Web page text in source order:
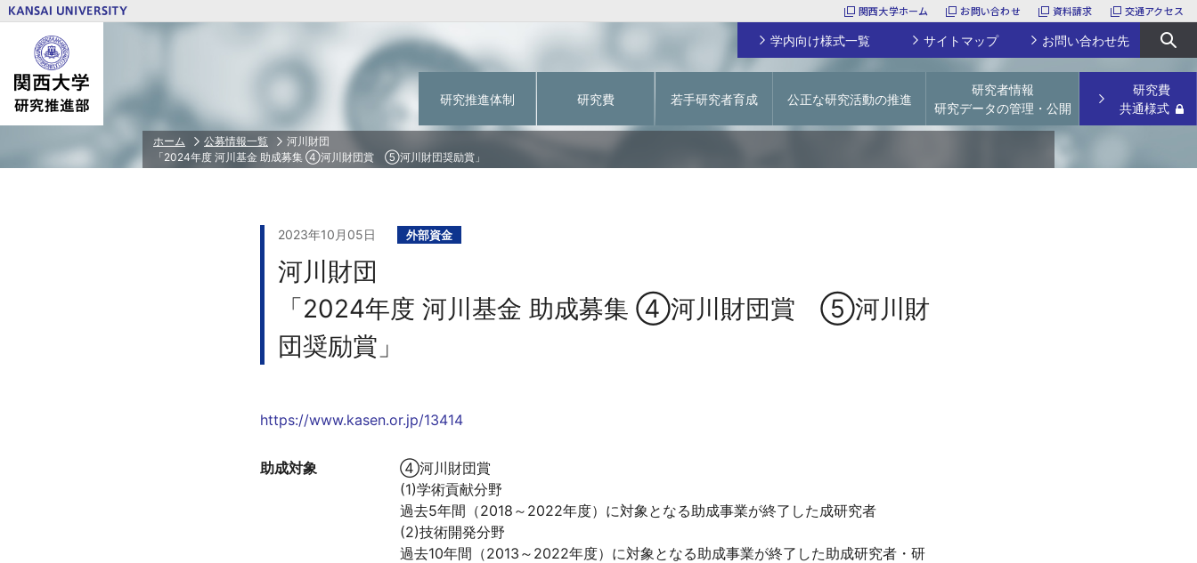
関西大学ホーム お問い合わせ 資料請求 交通アクセス
学内向け様式一覧 サイトマップ お問い合わせ先
研究推進体制
研究推進体制トップ ご挨拶 URA
研究費
研究費トップ
学外研究費
文部科学省 私立大学研究ブランディング事業
文部科学省 私立大学戦略的研究基盤形成支援事
共同利用・共同研究拠点
研究クラウドファンディング
学内研究費
若手研究者育成経費
緊急支援研究費
科学研究費申請奨励研究費
若手研究者科学研究費申請奨励費
新任教員支援研究費
国際共著論文支援経費
研究支援経費・補助費
採択実績
様式一覧
若手研究者育成
若手研究者育成トップ 日本学術振興会 特別研究員
関西大学特別任用研究員
関西大学PD
公正な研究活動の推進
公正な研究活動の推進トップ 研究費の不正使用防止
研究活動上の不正行為防止
人を対象とする研究倫理審査
研究者情報
研究データの管理・公開
研究者情報トップ
学術情報システム
学術リポジトリ
研究・技術シーズ集
研究費
共通様式
ホーム 公募情報一覧
河川財団
「2024年度 河川基金 助成募集 ④河川財団賞 ⑤河川財団奨励賞」
2023年10月05日 外部資金
河川財団
「2024年度 河川基金 助成募集 ④河川財団賞 ⑤河川財
団奨励賞」
https://www.kasen.or.jp/13414
助成対象
④河川財団賞
(1)学術貢献分野
過去5年間（2018～2022年度）に対象となる助成事業が終了した成研究者
(2)技術開発分野
過去10年間（2013～2022年度）に対象となる助成事業が終了した助成研究者・研